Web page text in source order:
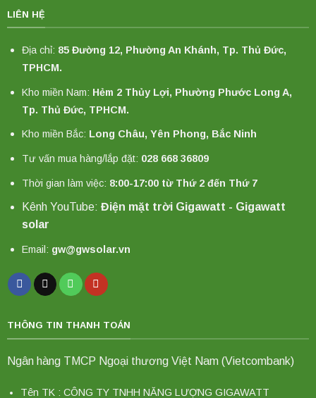
LIÊN HỆ
Địa chỉ: 85 Đường 12, Phường An Khánh, Tp. Thủ Đức,
TPHCM.
Kho miền Nam: Hẻm 2 Thủy Lợi, Phường Phước Long A,
Tp. Thủ Đức, TPHCM.
Kho miền Bắc: Long Châu, Yên Phong, Bắc Ninh
Tư vấn mua hàng/lắp đặt: 028 668 36809
Thời gian làm việc: 8:00-17:00 từ Thứ 2 đến Thứ 7
Kênh YouTube: Điện mặt trời Gigawatt - Gigawatt
solar
Email: gw@gwsolar.vn
THÔNG TIN THANH TOÁN
Ngân hàng TMCP Ngoại thương Việt Nam (Vietcombank)
Tên TK : CÔNG TY TNHH NĂNG LƯỢNG GIGAWATT